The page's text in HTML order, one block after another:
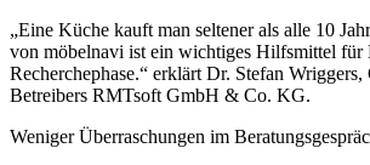
„Eine Küche kauft man seltener als alle 10
von möbelnavi ist ein wichtiges Hilfsmittel für
Recherchephase.“ erklärt Dr. Stefan Wriggers,
Betreibers RMTsoft GmbH & Co. KG.
Weniger Überraschungen im